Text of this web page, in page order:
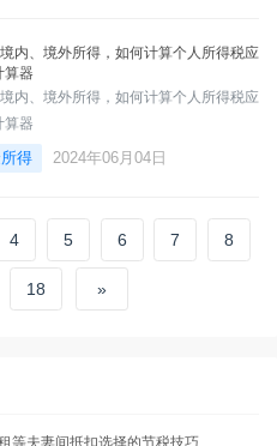
内、境外所得，如何计算个人所得税应
算器
内、境外所得，如何计算个人所得税应
算器
得 2024年06月04日
4 5 6 7 8
18 »
等夫妻间抵扣选择的节税技巧